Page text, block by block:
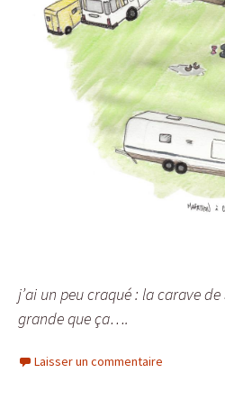
j’ai un peu craqué : la carave
grande que ça….
Laisser un commentaire